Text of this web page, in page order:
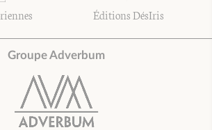
Éditions DésIris
Groupe Adverbum